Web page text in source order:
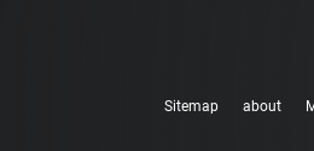
Sitemap about